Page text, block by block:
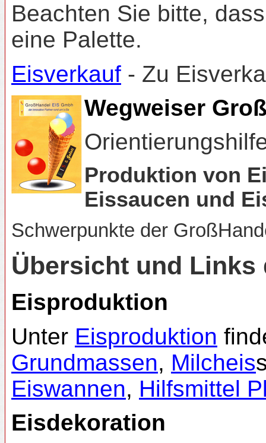
Beachten Sie bitte,
eine Palette.
Eisverkauf - Zu
Wegweiser
Produktion von
Eissaucen und
Schwerpunkte der
Übersicht und Links
Eisproduktion
Unter Eisproduktion
Grundmassen, Milcheis
Eiswannen, Hilfsmittel
Eisdekoration